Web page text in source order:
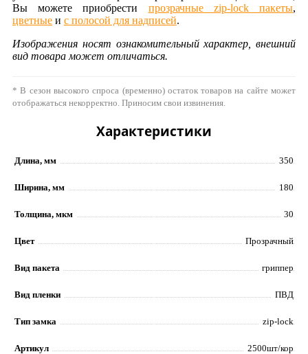
Вы можете приобрести прозрачные zip-lock пакеты,
цветные и с полосой для надписей.
Изображения носят ознакомительный характер, внешний
вид товара может отличаться.
* В сезон высокого спроса (временно) остаток товаров на сайте может
отображаться некорректно. Приносим свои извинения.
Характеристики
Длина, мм 350
Ширина, мм 180
Толщина, мкм 30
Цвет Прозрачный
Вид пакета гриппер
Вид пленки ПВД
Тип замка zip-lock
Артикул 2500шт/кор